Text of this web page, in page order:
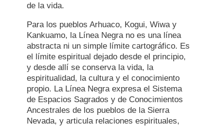
de la vida.
Para los pueblos Arhuaco, Kogui, Wiwa y
Kankuamo, la Línea Negra no es una línea
abstracta ni un simple límite cartográfico. Es
el límite espiritual dejado desde el principio,
y desde allí se conserva la vida, la
espiritualidad, la cultura y el conocimiento
propio. La Línea Negra expresa el Sistema
de Espacios Sagrados y de Conocimientos
Ancestrales de los pueblos de la Sierra
Nevada, y articula relaciones espirituales,